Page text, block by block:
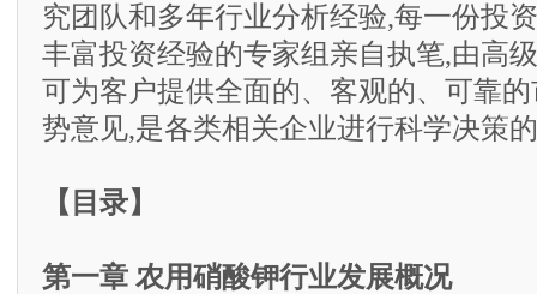
究团队和多年行业分析经验,每一份投
丰富投资经验的专家组亲自执笔,由高
可为客户提供全面的、客观的、可靠
势意见,是各类相关企业进行科学决策
【目录】
第一章 农用硝酸钾行业发展概况